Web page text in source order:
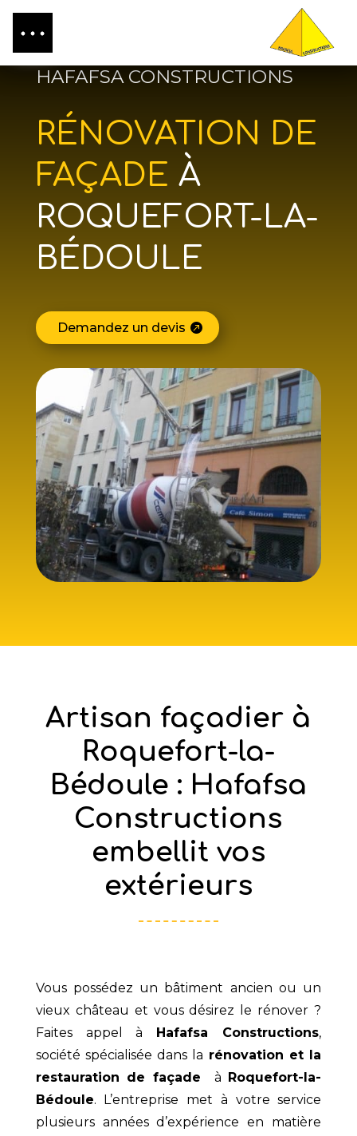
HAFAFSA CONSTRUCTIONS
RÉNOVATION DE
FAÇADE À
ROQUEFORT-LA-
BÉDOULE
Demandez un devis
Artisan façadier à
Roquefort-la-
Bédoule : Hafafsa
Constructions
embellit vos
extérieurs
Vous possédez un bâtiment ancien ou un
vieux château et vous désirez le rénover ?
Faites appel à
Hafafsa Constructions,
société spécialisée dans la rénovation et la
restauration de façade à
Roquefort-la-
Bédoule. L’entreprise met à votre service
plusieurs années d’expérience en matière